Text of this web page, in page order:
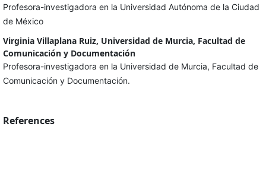
Profesora-investigadora en la Universidad Autónoma de la Ciudad
de México
Virginia Villaplana Ruiz, Universidad de Murcia, Facultad de
Comunicación y Documentación
Profesora-investigadora en la Universidad de Murcia, Facultad de
Comunicación y Documentación.
References